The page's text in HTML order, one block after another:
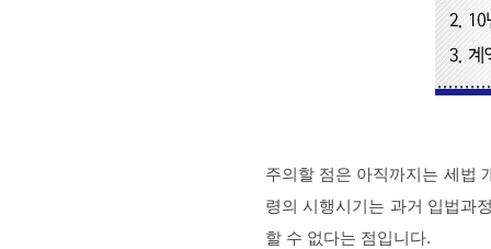
주의할 점은 아직까지는 세법
령의 시행시기는 과거 입법과
할 수 없다는 점입니다.